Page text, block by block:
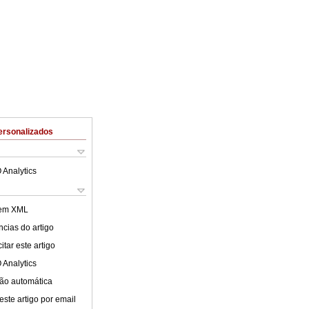
Analytics
XML
do artigo
este artigo
Analytics
automática
artigo por email